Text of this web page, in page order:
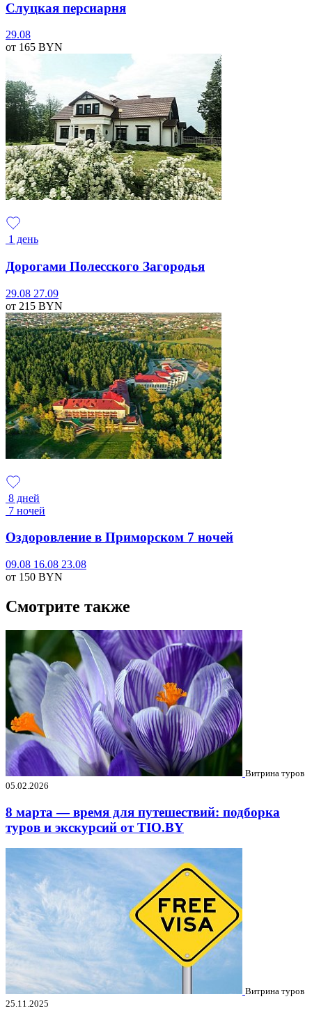
Слуцкая персиарня
29.08
от 165 BYN
1 день
Дорогами Полесского Загородья
29.08 27.09
от 215 BYN
8 дней
7 ночей
Оздоровление в Приморском 7 ночей
09.08 16.08 23.08
от 150 BYN
Смотрите также
Витрина туров
05.02.2026
8 марта — время для путешествий: подборка
туров и экскурсий от TIO.BY
Витрина туров
25.11.2025